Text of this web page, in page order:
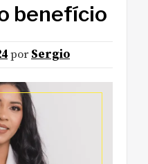
benefício
por Sergio